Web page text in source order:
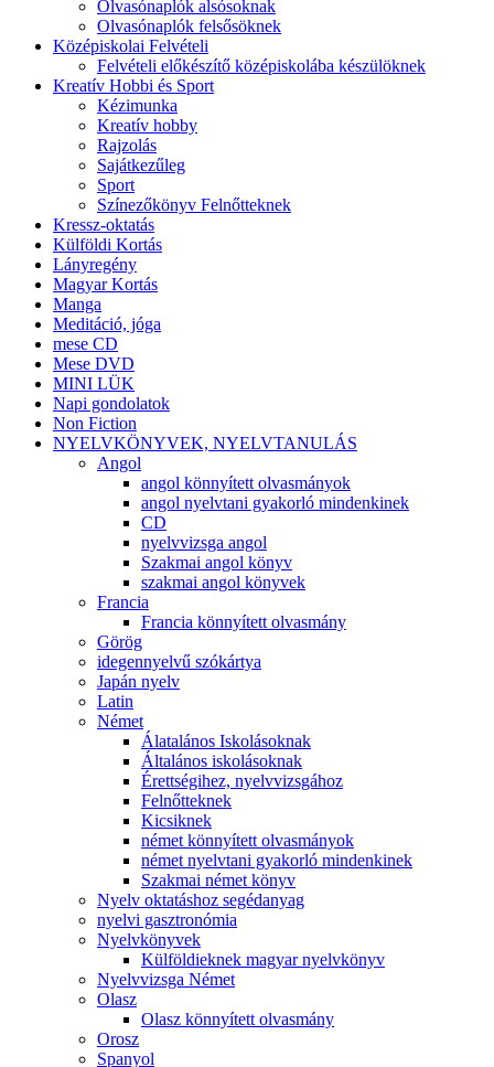
Olvasónaplók alsósoknak
Olvasónaplók felsősöknek
Középiskolai Felvételi
Felvételi előkészítő középiskolába készülöknek
Kreatív Hobbi és Sport
Kézimunka
Kreatív hobby
Rajzolás
Sajátkezűleg
Sport
Színezőkönyv Felnőtteknek
Kressz-oktatás
Külföldi Kortás
Lányregény
Magyar Kortás
Manga
Meditáció, jóga
mese CD
Mese DVD
MINI LÜK
Napi gondolatok
Non Fiction
NYELVKÖNYVEK, NYELVTANULÁS
Angol
angol könnyített olvasmányok
angol nyelvtani gyakorló mindenkinek
CD
nyelvvizsga angol
Szakmai angol könyv
szakmai angol könyvek
Francia
Francia könnyített olvasmány
Görög
idegennyelvű szókártya
Japán nyelv
Latin
Német
Álatalános Iskolásoknak
Általános iskolásoknak
Érettségihez, nyelvvizsgához
Felnőtteknek
Kicsiknek
német könnyített olvasmányok
német nyelvtani gyakorló mindenkinek
Szakmai német könyv
Nyelv oktatáshoz segédanyag
nyelvi gasztronómia
Nyelvkönyvek
Külföldieknek magyar nyelvkönyv
Nyelvvizsga Német
Olasz
Olasz könnyített olvasmány
Orosz
Spanyol